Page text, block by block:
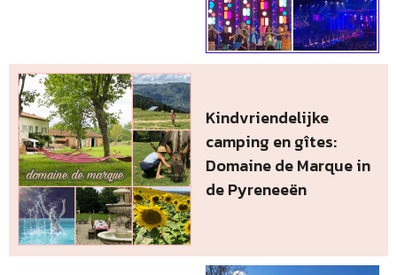
Kindvriendelijke
camping en gîtes:
Domaine de Marque in
de Pyreneeën